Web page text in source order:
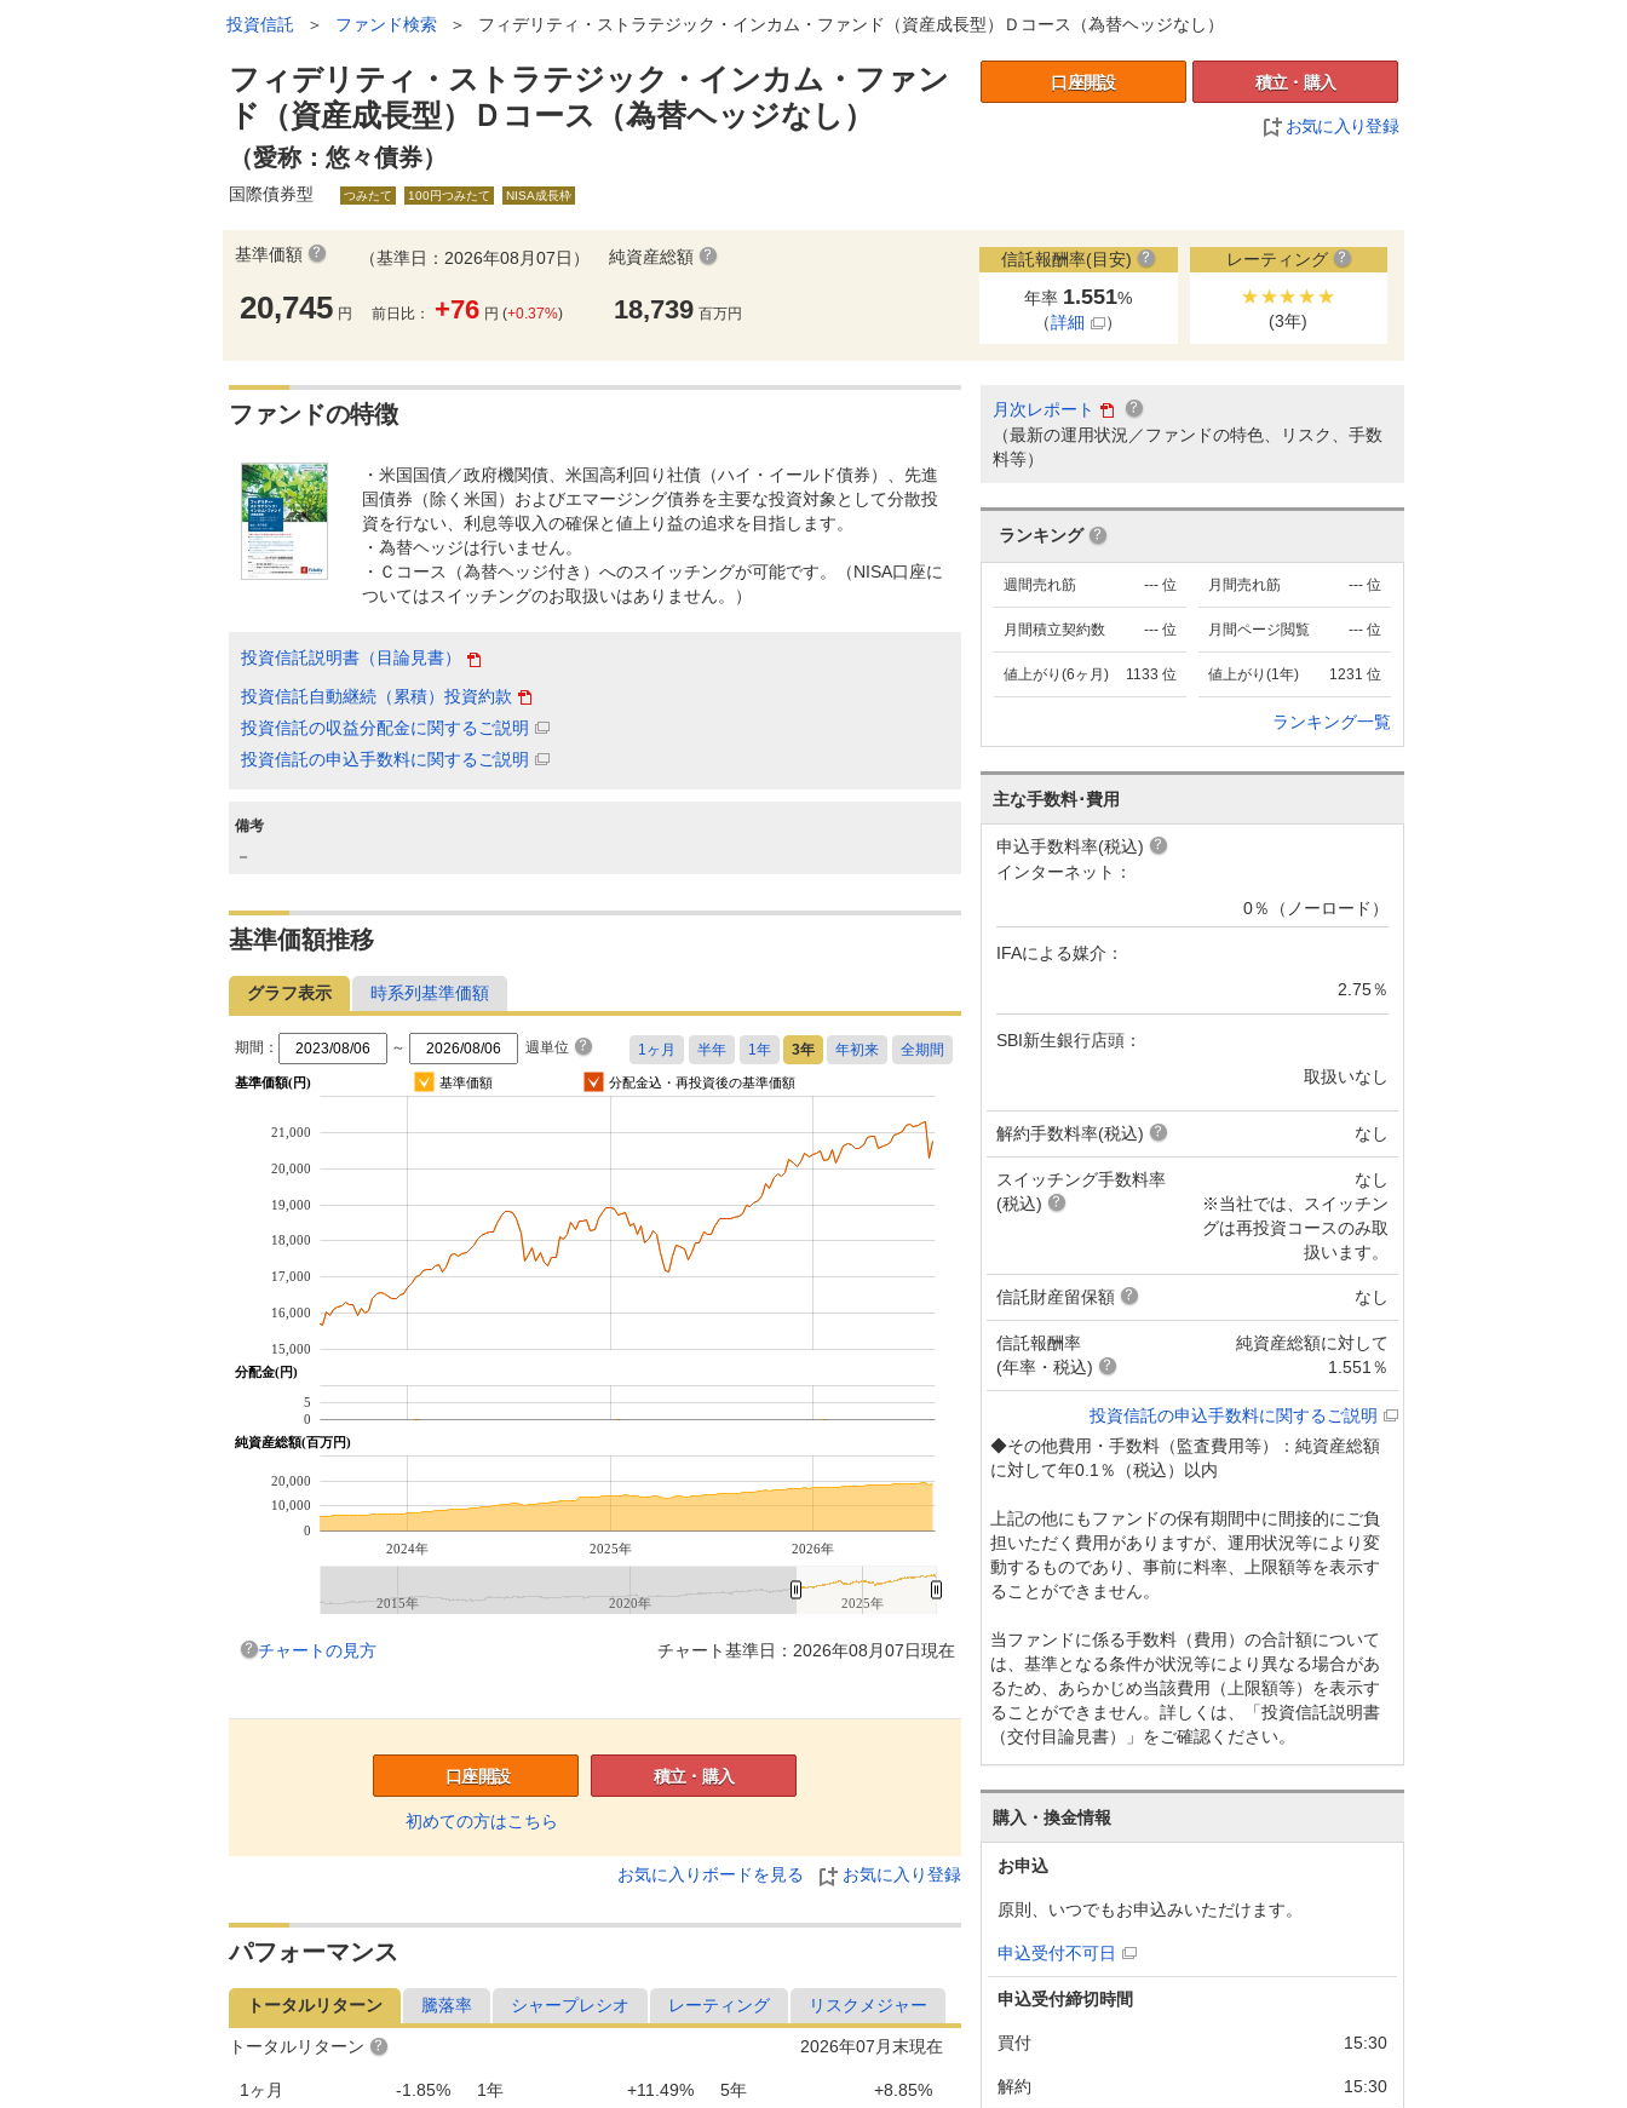
投資信託 ＞ ファンド検索 ＞ フィデリティ・ストラテジック・インカム・ファンド（資産成長型）Ｄコース（為替ヘッジなし）
フィデリティ・ストラテジック・インカム・ファン
ド（資産成長型）Ｄコース（為替ヘッジなし）
（愛称：悠々債券）
口座開設 積立・購入
お気に入り登録
国際債券型 つみたて 100円つみたて NISA成長枠
基準価額
20,745 円
（基準日：2026年08月07日）
前日比： +76 円 (+0.37%)
純資産総額
18,739 百万円
信託報酬率(目安)
年率 1.551%
（詳細 ）
レーティング
★★★★★
(3年)
ファンドの特徴
・米国国債／政府機関債、米国高利回り社債（ハイ・イールド債券）、先進
国債券（除く米国）およびエマージング債券を主要な投資対象として分散投
資を行ない、利息等収入の確保と値上り益の追求を目指します。
・為替ヘッジは行いません。
・Ｃコース（為替ヘッジ付き）へのスイッチングが可能です。（NISA口座に
ついてはスイッチングのお取扱いはありません。）
投資信託説明書（目論見書）
投資信託自動継続（累積）投資約款
投資信託の収益分配金に関するご説明
投資信託の申込手数料に関するご説明
備考
－
基準価額推移
グラフ表示 時系列基準価額
期間： ～ 週単位
基準価額(円) 基準価額 分配金込・再投資後の基準価額
15,000
16,000
17,000
18,000
19,000
20,000
21,000
分配金(円)
0
5
純資産総額(百万円)
2024年 2025年 2026年
0
10,000
20,000
2015年 2020年 2025年
チャートの見方 チャート基準日：2026年08月07日現在
口座開設
初めての方はこちら
積立・購入
お気に入りボードを見る お気に入り登録
パフォーマンス
トータルリターン 騰落率 シャープレシオ レーティング リスクメジャー
2026年07月末現在
トータルリターン
1ヶ月 -1.85% 1年 +11.49% 5年 +8.85%
月次レポート
（最新の運用状況／ファンドの特色、リスク、手数
料等）
ランキング
--- 位
週間売れ筋 --- 位
月間売れ筋
--- 位
月間積立契約数 --- 位
月間ページ閲覧
1133 位
値上がり(6ヶ月) 1231 位
値上がり(1年)
ランキング一覧
主な手数料･費用
申込手数料率(税込)
インターネット：
0％（ノーロード）
IFAによる媒介：
2.75％
SBI新生銀行店頭：
取扱いなし
解約手数料率(税込) なし
スイッチング手数料率
(税込)
なし
※当社では、スイッチン
グは再投資コースのみ取
扱います。
信託財産留保額 なし
信託報酬率
(年率・税込)
純資産総額に対して
1.551％
投資信託の申込手数料に関するご説明
◆その他費用・手数料（監査費用等）：純資産総額
に対して年0.1％（税込）以内
上記の他にもファンドの保有期間中に間接的にご負
担いただく費用がありますが、運用状況等により変
動するものであり、事前に料率、上限額等を表示す
ることができません。
当ファンドに係る手数料（費用）の合計額について
は、基準となる条件が状況等により異なる場合があ
るため、あらかじめ当該費用（上限額等）を表示す
ることができません。詳しくは、「投資信託説明書
（交付目論見書）」をご確認ください。
購入・換金情報
お申込
原則、いつでもお申込みいただけます。
申込受付不可日
申込受付締切時間
買付 15:30
解約 15:30